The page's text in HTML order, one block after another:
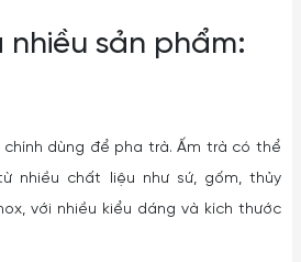
sản phẩm:
chính dùng để pha trà. Ấm trà có thể
nhiều chất liệu như sứ, gốm, thủy
với nhiều kiểu dáng và kích thước